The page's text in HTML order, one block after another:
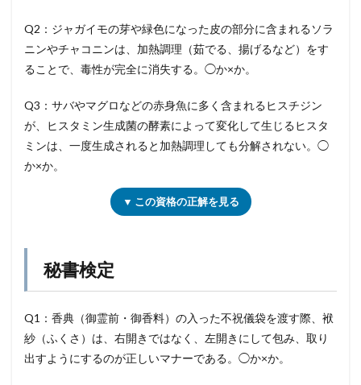
Q2：ジャガイモの芽や緑色になった皮の部分に含まれるソラ
ニンやチャコニンは、加熱調理（茹でる、揚げるなど）をす
ることで、毒性が完全に消失する。◯か×か。
Q3：サバやマグロなどの赤身魚に多く含まれるヒスチジン
が、ヒスタミン生成菌の酵素によって変化して生じるヒスタ
ミンは、一度生成されると加熱調理しても分解されない。◯
か×か。
▼ この資格の正解を見る
秘書検定
Q1：香典（御霊前・御香料）の入った不祝儀袋を渡す際、袱
紗（ふくさ）は、右開きではなく、左開きにして包み、取り
出すようにするのが正しいマナーである。◯か×か。